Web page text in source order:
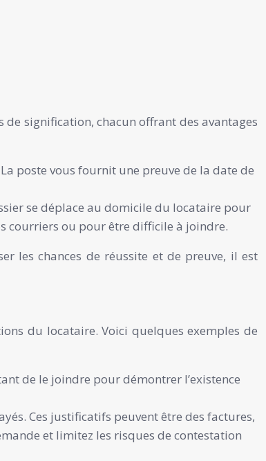
signification, chacun offrant des avantages
poste vous fournit une preuve de la date de
se déplace au domicile du locataire pour
courriers ou pour être difficile à joindre.
les chances de réussite et de preuve, il est
du locataire. Voici quelques exemples de
de le joindre pour démontrer l’existence
Ces justificatifs peuvent être des factures,
et limitez les risques de contestation